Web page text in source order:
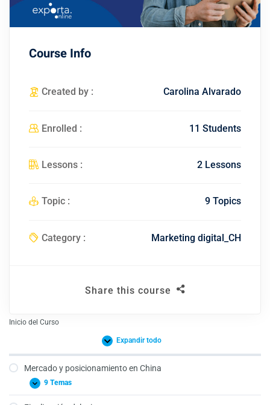
Course Info
Created by : Carolina Alvarado
Enrolled : 11 Students
Lessons : 2 Lessons
Topic : 9 Topics
Category : Marketing digital_CH
Share this course
Inicio del Curso
Expandir todo
Mercado y posicionamiento en China
9 Temas